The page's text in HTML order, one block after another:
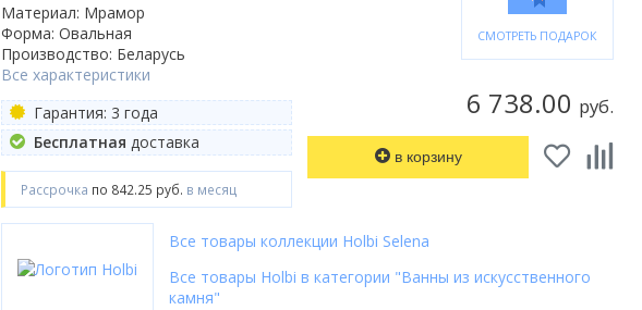
6 738.00 руб.
в корзину
СМОТРЕТЬ ПОДАРОК
Материал: Мрамор
Форма: Овальная
Производство: Беларусь
Все характеристики
Гарантия: 3 года
Бесплатная доставка
Рассрочка по 842.25 руб. в месяц
Все товары коллекции Holbi Selena
Все товары Holbi в категории "Ванны из искусственного
камня"